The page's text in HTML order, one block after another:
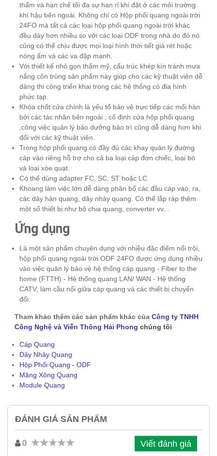
thấm và hạn chế tối đa sự han rỉ khi đặt ở các môi trường
khí hậu bên ngoài. Không chỉ có Hộp phối quang ngoài trời
24FO mà tất cả các loại hộp phối quang ngoài trời khác
đều dày hơn nhiều so với các loại ODF trong nhà do đó nó
cũng có thể chịu được mọi loại hình thời tiết giá rét hoặc
nóng ẩm và các va đập mạnh.
Với thiết kế nhỏ gọn thẩm mỹ, cấu trúc khép kín tránh mưa
nắng côn trùng sản phẩm này giúp cho các kỹ thuật viên dễ
dàng thi công triển khai trong các hệ thống có địa hình
phức tạp.
Khóa chốt cửa chính là yếu tố bảo vệ trực tiếp các mối hàn
bởi các tác nhân bên ngoài , cố định cửa hộp phối quang
,công việc quản lý bảo dưỡng bảo trì cũng dễ dàng hơn khi
đối với các kỹ thuật viên.
Trong hộp phối quang có đầy đủ các khay quản lý đường
cáp vào riêng hỗ trợ cho cả ba loại cáp đơn chiếc, loại bó
và loại xòe quạt.
Có thể dùng adapter FC, SC, ST hoặc LC.
Khoang làm việc lớn dễ dàng phân bổ các đầu cáp vào, ra,
các dây hàn quang, dây nhảy quang. Có thể lắp ráp thêm
một số thiết bị như bộ chia quang, converter vv...
Ứng dụng
Là một sản phẩm chuyên dụng với nhiều đặc điểm nổi trội,
hộp phối quang ngoài trời ODF 24FO được ứng dụng nhiều
vào việc quản lý bảo vệ hệ thống cáp quang - Fiber to the
home (FTTH) - Hệ thống quang LAN/ WAN - Hệ thống
CATV, làm cầu nối giữa cáp quang và các thiết bị chuyển
đổi.
Tham khảo thêm các sản phẩm khác của Công ty TNHH
Công Nghệ và Viễn Thông Hải Phong chúng tôi
Cáp Quang
Dây Nhảy Quang
Hộp Phối Quang - ODF
Măng Xông Quang
Module Quang
ĐÁNH GIÁ SẢN PHẨM
0 Viết đánh giá